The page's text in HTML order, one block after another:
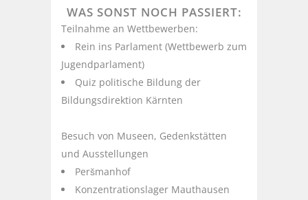
WAS SONST NOCH PASSIERT:
Teilnahme an Wettbewerben:
Rein ins Parlament (Wettbewerb zum
Jugendparlament)
Quiz politische Bildung der
Bildungsdirektion Kärnten
Besuch von Museen, Gedenkstätten
und Ausstellungen
Peršmanhof
Konzentrationslager Mauthausen